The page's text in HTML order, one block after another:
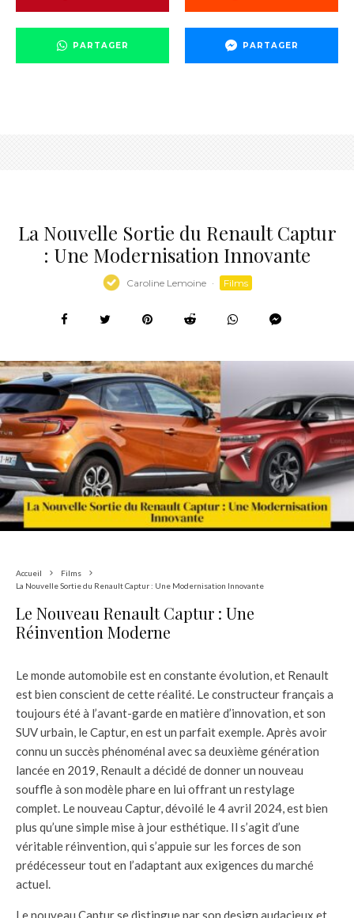
PARTAGER PARTAGER
La Nouvelle Sortie du Renault Captur
: Une Modernisation Innovante
Caroline Lemoine · Films
Accueil
Films
La Nouvelle Sortie du Renault Captur : Une Modernisation Innovante
Le Nouveau Renault Captur : Une
Réinvention Moderne
Le monde automobile est en constante évolution, et Renault
est bien conscient de cette réalité. Le constructeur français a
toujours été à l’avant-garde en matière d’innovation, et son
SUV urbain, le Captur, en est un parfait exemple. Après avoir
connu un succès phénoménal avec sa deuxième génération
lancée en 2019, Renault a décidé de donner un nouveau
souffle à son modèle phare en lui offrant un restylage
complet. Le nouveau Captur, dévoilé le 4 avril 2024, est bien
plus qu’une simple mise à jour esthétique. Il s’agit d’une
véritable réinvention, qui s’appuie sur les forces de son
prédécesseur tout en l’adaptant aux exigences du marché
actuel.
Le nouveau Captur se distingue par son design audacieux et